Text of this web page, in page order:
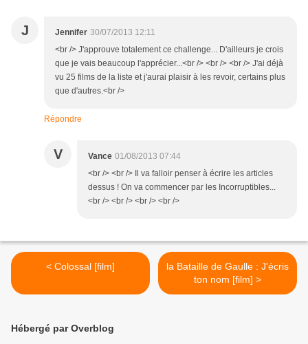
J Jennifer 30/07/2013 12:11
<br /> J'approuve totalement ce challenge... D'ailleurs je crois
que je vais beaucoup l'apprécier...<br /> <br /> <br /> J'ai déjà
vu 25 films de la liste et j'aurai plaisir à les revoir, certains plus
que d'autres.<br />
Répondre
V Vance 01/08/2013 07:44
<br /> <br /> Il va falloir penser à écrire les articles
dessus ! On va commencer par les Incorruptibles...
<br /> <br /> <br /> <br />
< Colossal [film]
la Bataille de Gaulle : J'écris
ton nom [film] >
Hébergé par Overblog